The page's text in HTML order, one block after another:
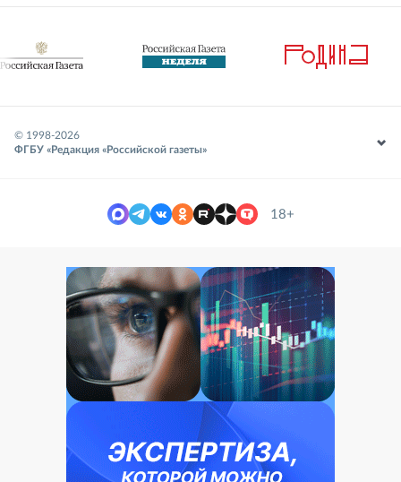
© 1998-2026
ФГБУ «Редакция «Российской газеты»
18+